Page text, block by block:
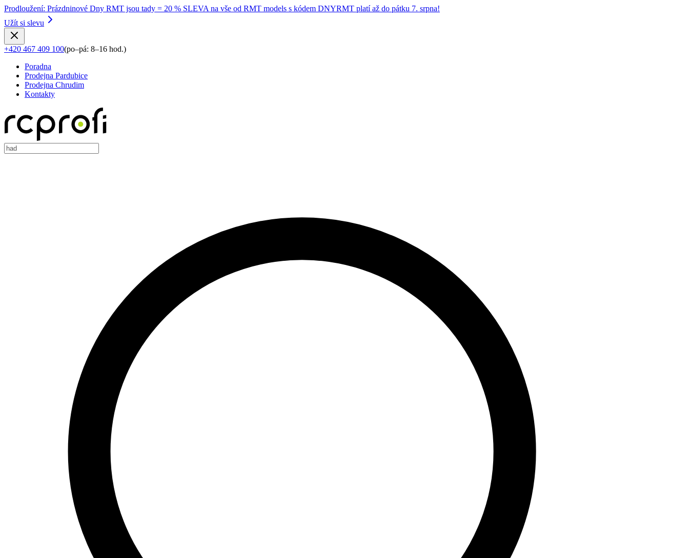
Prodloužení: Prázdninové Dny RMT jsou tady = 20 % SLEVA na vše od RMT models s kódem DNYRMT platí až do pátku 7. srpna!
Užít si slevu
+420 467 409 100(po–pá: 8–16 hod.)
Poradna
Prodejna Pardubice
Prodejna Chrudim
Kontakty